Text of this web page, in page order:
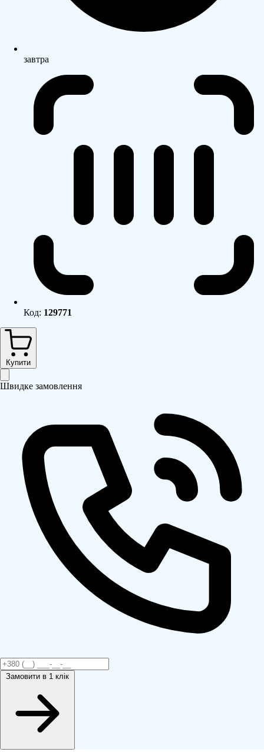
завтра
Код: 129771
Купити
Швидке замовлення
Замовити в 1 клік